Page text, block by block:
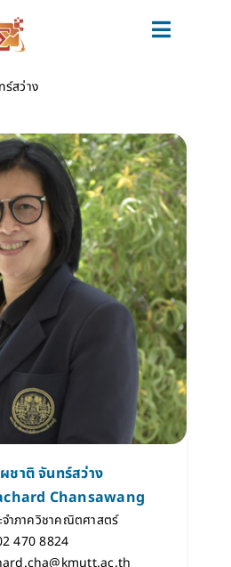
Toggle
สว่าง
ชาติ จันทร์สว่าง
Chansawang
จำภาควิชาคณิตศาสตร์
470 8824